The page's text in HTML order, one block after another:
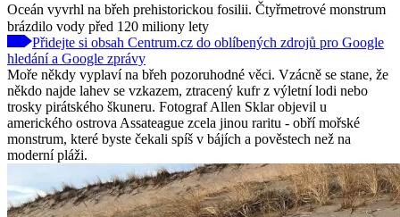
Oceán vyvrhl na břeh prehistorickou fosilii. Čtyřmetrové monstrum
brázdilo vody před 120 miliony lety
Přidejte si obsah Centrum.cz do oblíbených zdrojů pro Google
hledání a Google zprávy
Moře někdy vyplaví na břeh pozoruhodné věci. Vzácně se stane, že
někdo najde lahev se vzkazem, ztracený kufr z výletní lodi nebo
trosky pirátského škuneru. Fotograf Allen Sklar objevil u
amerického ostrova Assateague zcela jinou raritu - obří mořské
monstrum, které byste čekali spíš v bájích a pověstech než na
moderní pláži.